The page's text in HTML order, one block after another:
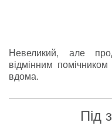
Невеликий, але
відмінним
вдома.
Під